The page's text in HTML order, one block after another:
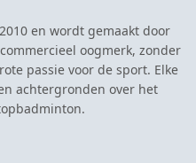
en wordt gemaakt door
oogmerk, zonder
passie voor de sport. Elke
achtergronden over het